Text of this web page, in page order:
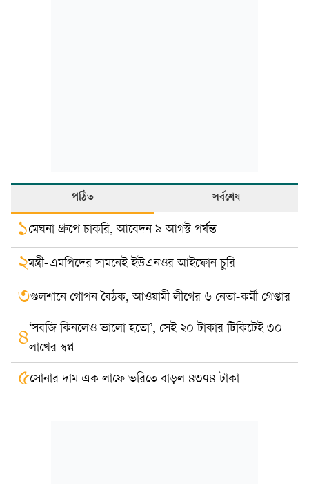
পঠিত সর্বশেষ
১মেঘনা গ্রুপে চাকরি, আবেদন ৯ আগস্ট পর্যন্ত
২মন্ত্রী-এমপিদের সামনেই ইউএনওর আইফোন চুরি
৩গুলশানে গোপন বৈঠক, আওয়ামী লীগের ৬ নেতা-কর্মী গ্রেপ্তার
৪‘সবজি কিনলেও ভালো হতো’, সেই ২০ টাকার টিকিটেই ৩০
লাখের স্বপ্ন
৫সোনার দাম এক লাফে ভরিতে বাড়ল ৪৩৭৪ টাকা